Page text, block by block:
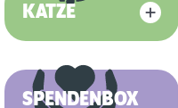
KATZE
SPENDENBOX